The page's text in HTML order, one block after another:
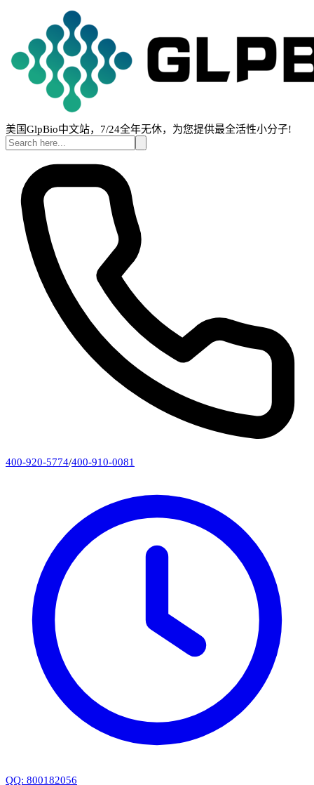
美国GlpBio中文站，7/24全年无休，为您提供最全活性小分子!
400-920-5774/400-910-0081
QQ: 800182056